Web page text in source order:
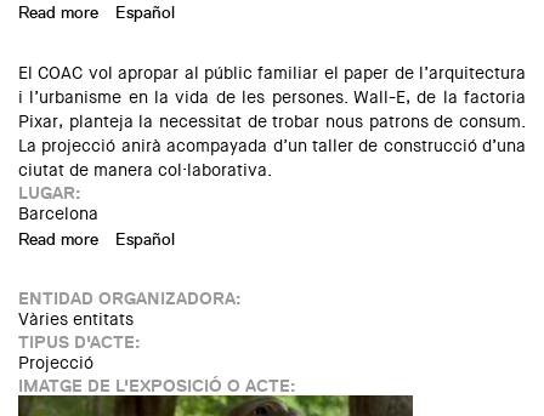
Read more about Cicle de cinema: Zootròpolis + Xerrada
Español
El COAC vol apropar al públic familiar el paper de l’arquitectura
i l’urbanisme en la vida de les persones. Wall-E, de la factoria
Pixar, planteja la necessitat de trobar nous patrons de consum.
La projecció anirà acompayada d’un taller de construcció d’una
ciutat de manera col·laborativa.
LUGAR:
Barcelona
Read more about Cicle de cinema familiar: Wall-E i taller col·laboratiu
Español
ENTIDAD ORGANIZADORA:
Vàries entitats
TIPUS D'ACTE:
Projecció
IMATGE DE L'EXPOSICIÓ O ACTE: